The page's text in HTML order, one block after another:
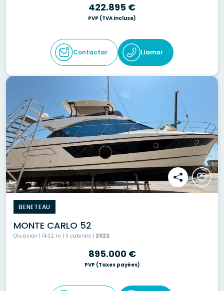
422.895 €
PVP (TVA incluse)
Contactar Llamar
BENETEAU
MONTE CARLO 52
Occasion | 14.32 m | 3 cabines | 2022
895.000 €
PVP (Taxes payées)